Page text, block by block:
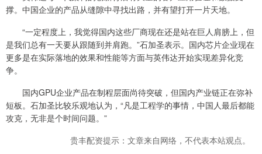
撑。中国企业的产品从缝隙中寻找出路，并有望打开一片天地。
“一定程度上，我觉得国内这些厂商现在还是站在巨人肩膀上，但
是我们总有一天要从跟随到并肩跑。”石加圣表示。国内芯片企业现在
更多是在实际落地的效果和性能等方面与英伟达开始实现差异化竞
争。
国内GPU企业产品在制程层面尚待突破，但国内产业链正在弥补
短板。石加圣比较乐观地认为，“凡是工程学的事情，中国人最后都能
攻克，无非是个时间问题。”
贵丰配资提示：文章来自网络，不代表本站观点。